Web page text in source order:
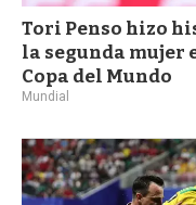
Tori Penso hizo
la segunda mujer
Copa del Mundo
Mundial